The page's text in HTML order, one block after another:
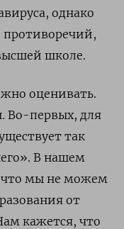
однако
противоречий,
школе.
оценивать.
Во-первых, для
так
В нашем
что мы не можем
от
кажется, что